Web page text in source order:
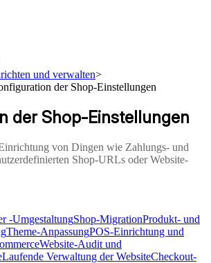
und verwalten>
der Shop-Einstellungen
der Shop-Einstellungen
von Dingen wie Zahlungs- und
Shop-URLs oder Website-
-UmgestaltungShop-MigrationProdukt- und
Theme-AnpassungPOS-Einrichtung und
Website-Audit und
Laufende Verwaltung der WebsiteCheckout-